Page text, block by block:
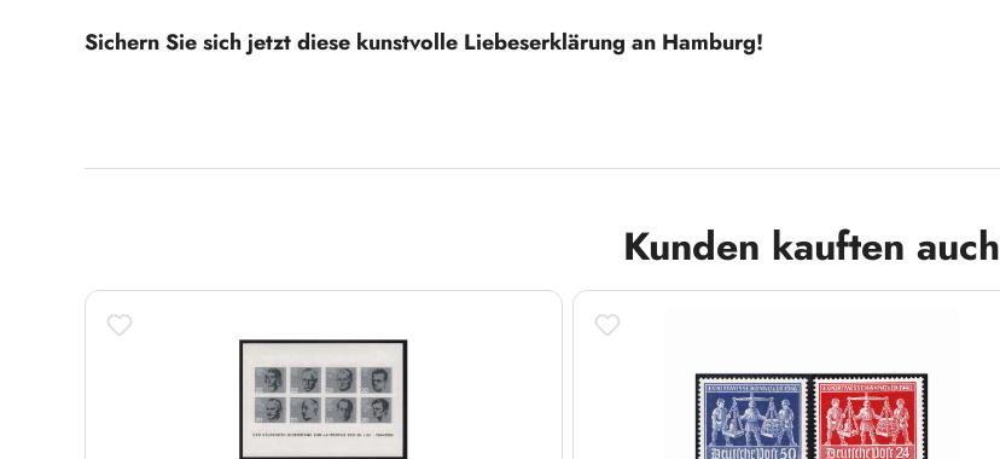
Sichern Sie sich jetzt diese kunstvolle Liebeserklärung an Hamburg!
Kunden kauften auch